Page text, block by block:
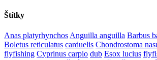
Štítky
Anas platyrhynchos Anguilla anguilla Barbus
Boletus reticulatus carduelis Chondrostoma
flyfishing Cyprinus carpio dub Esox lucius